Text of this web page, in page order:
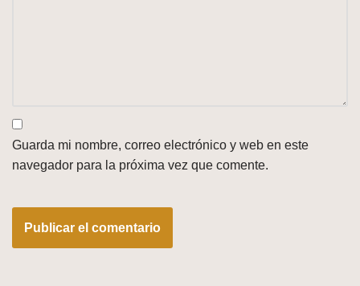
Guarda mi nombre, correo electrónico y web en este
navegador para la próxima vez que comente.